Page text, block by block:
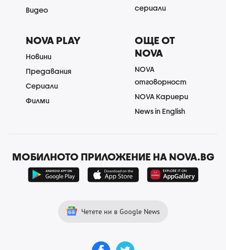
Видео
сериали
NOVA PLAY
Новини
Предавания
Сериали
Филми
ОЩЕ ОТ
NOVA
NOVA
отговорност
NOVA Кариери
News in English
МОБИЛНОТО ПРИЛОЖЕНИЕ НА NOVA.BG
Четете ни в Google News